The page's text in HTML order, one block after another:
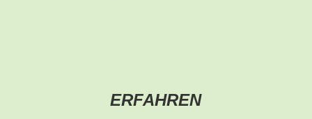
ERFAHREN